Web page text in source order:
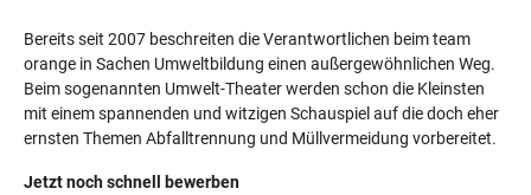
Bereits seit 2007 beschreiten die Verantwortlichen beim team
orange in Sachen Umweltbildung einen außergewöhnlichen Weg.
Beim sogenannten Umwelt-Theater werden schon die Kleinsten
mit einem spannenden und witzigen Schauspiel auf die doch eher
ernsten Themen Abfalltrennung und Müllvermeidung vorbereitet.
Jetzt noch schnell bewerben